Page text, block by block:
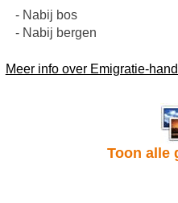
- Nabij bos
- Nabij bergen
Meer info over Emigratie-
Toon alle